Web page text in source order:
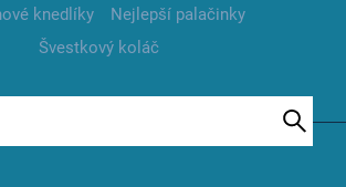
knedlíky
Nejlepší palačinky
Švestkový koláč